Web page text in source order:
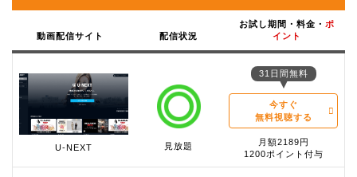
動画配信サイト 配信状況
お試し期間・料金・ ポ
イント
U-NEXT 見放題
31日間無料
今すぐ
無料視聴する
月額2189円
1200ポイント付与